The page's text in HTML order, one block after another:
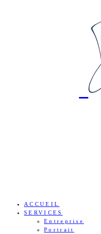
ACCUEIL
SERVICES
Entreprise
Portrait